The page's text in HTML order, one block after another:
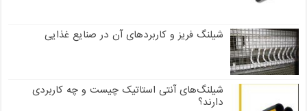
شیلنگ فریز و کاربردهای آن در صنایع غذایی
شیلنگ‌های آنتی استاتیک چیست و چه کاربردی
دارند؟